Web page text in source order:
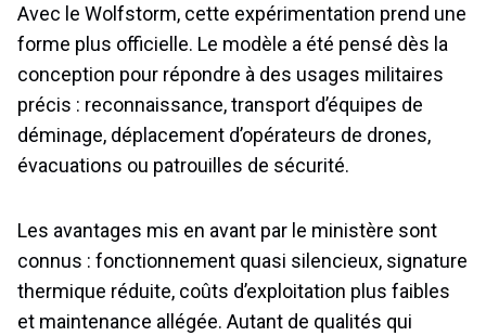
Avec le Wolfstorm, cette expérimentation prend une
forme plus officielle. Le modèle a été pensé dès la
conception pour répondre à des usages militaires
précis : reconnaissance, transport d’équipes de
déminage, déplacement d’opérateurs de drones,
évacuations ou patrouilles de sécurité.
Les avantages mis en avant par le ministère sont
connus : fonctionnement quasi silencieux, signature
thermique réduite, coûts d’exploitation plus faibles
et maintenance allégée. Autant de qualités qui